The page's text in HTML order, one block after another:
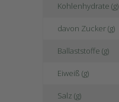
Kohlenhydrate (g)
davon Zucker (g)
Ballaststoffe (g)
Eiweiß (g)
Salz (g)